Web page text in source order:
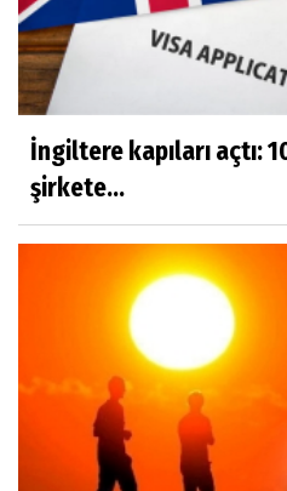
İngiltere kapıları açtı:
şirkete...